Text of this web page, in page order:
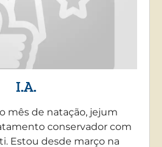
I.A.
mês de natação, jejum
conservador com
Estou desde março na